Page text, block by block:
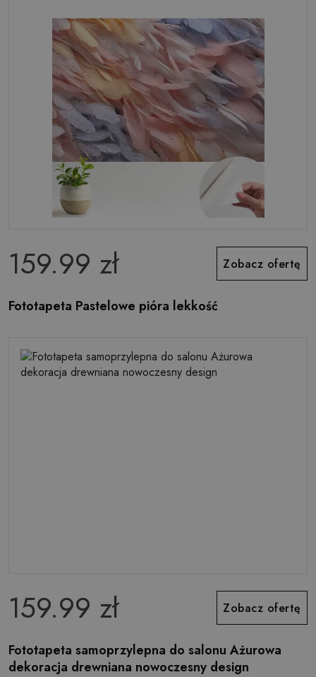
159.99 zł Zobacz ofertę
Fototapeta Pastelowe pióra lekkość
159.99 zł Zobacz ofertę
Fototapeta samoprzylepna do salonu Ażurowa
dekoracja drewniana nowoczesny design